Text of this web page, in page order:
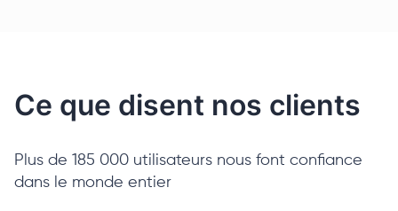
Ce que disent nos clients
Plus de 185 000 utilisateurs nous font confiance
dans le monde entier